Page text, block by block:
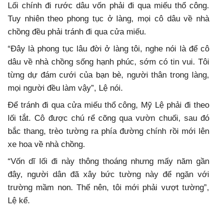
Lối chính đi rước dâu vốn phải đi qua miếu thổ công.
Tuy nhiên theo phong tục ở làng, mọi cô dâu về nhà
chồng đều phải tránh đi qua cửa miếu.
“Đây là phong tục lâu đời ở làng tôi, nghe nói là để cô
dâu về nhà chồng sống hạnh phúc, sớm có tin vui. Tôi
từng dự đám cưới của bạn bè, người thân trong làng,
mọi người đều làm vậy”, Lệ nói.
Để tránh đi qua cửa miếu thổ công, Mỹ Lệ phải đi theo
lối tắt. Cô được chú rể cõng qua vườn chuối, sau đó
bắc thang, trèo tường ra phía đường chính rồi mới lên
xe hoa về nhà chồng.
“Vốn dĩ lối đi này thông thoáng nhưng mấy năm gần
đây, người dân đã xây bức tường này để ngăn với
trường mầm non. Thế nên, tôi mới phải vượt tường”,
Lệ kể.